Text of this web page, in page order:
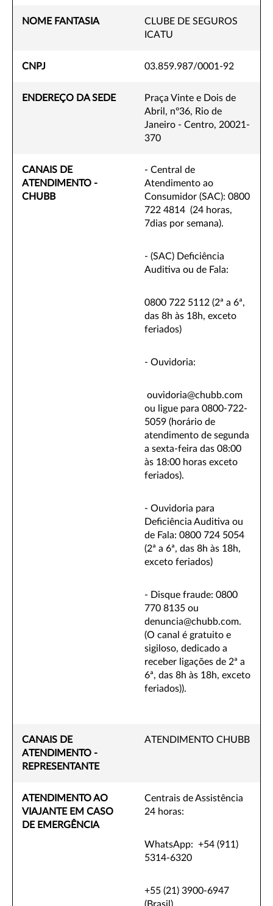
NOME FANTASIA
CLUBE DE SEGUROS
ICATU
CNPJ 03.859.987/0001-92
ENDEREÇO DA SEDE
Praça Vinte e Dois de
Abril, nº36, Rio de
Janeiro - Centro, 20021-
370
CANAIS DE
ATENDIMENTO -
CHUBB
- Central de
Atendimento ao
Consumidor (SAC): 0800
722 4814 (24 horas,
7dias por semana).
- (SAC) Deficiência
Auditiva ou de Fala:
0800 722 5112 (2ª a 6ª,
das 8h às 18h, exceto
feriados)
- Ouvidoria:
ouvidoria@chubb.com
ou ligue para 0800-722-
5059 (horário de
atendimento de segunda
a sexta-feira das 08:00
às 18:00 horas exceto
feriados).
- Ouvidoria para
Deficiência Auditiva ou
de Fala: 0800 724 5054
(2ª a 6ª, das 8h às 18h,
exceto feriados)
- Disque fraude: 0800
770 8135 ou
denuncia@chubb.com.
(O canal é gratuito e
sigiloso, dedicado a
receber ligações de 2ª a
6ª, das 8h às 18h, exceto
feriados)).
CANAIS DE
ATENDIMENTO -
REPRESENTANTE
ATENDIMENTO CHUBB
ATENDIMENTO AO
VIAJANTE EM CASO
DE EMERGÊNCIA
Centrais de Assistência
24 horas:
WhatsApp: +54 (911)
5314-6320
+55 (21) 3900-6947